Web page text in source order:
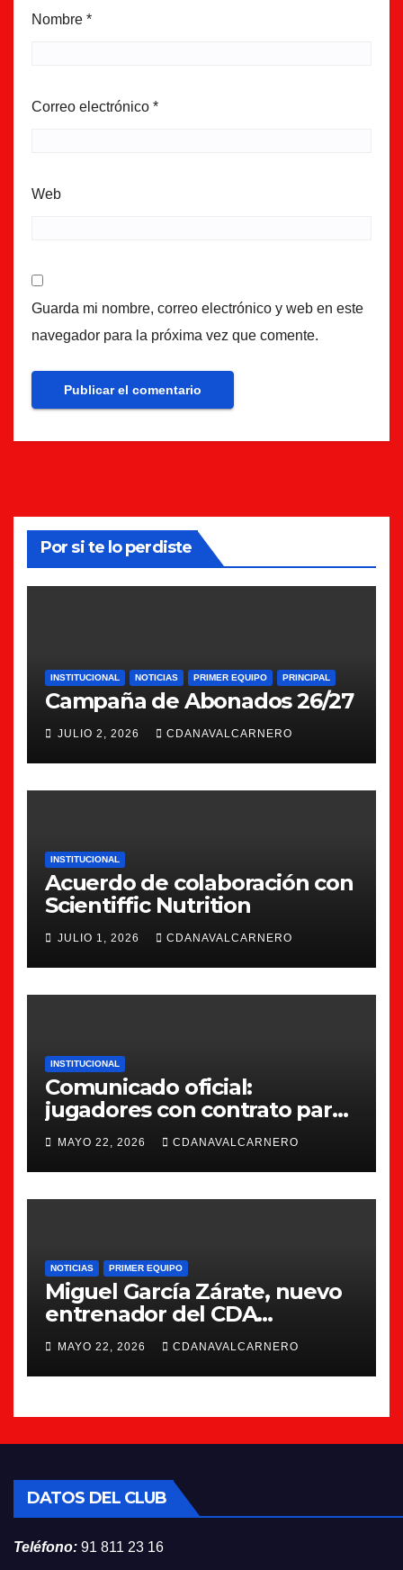
Nombre *
Correo electrónico *
Web
Guarda mi nombre, correo electrónico y web en este
navegador para la próxima vez que comente.
Por si te lo perdiste
INSTITUCIONAL NOTICIAS PRIMER EQUIPO PRINCIPAL
Campaña de Abonados 26/27
JULIO 2, 2026 CDANAVALCARNERO
INSTITUCIONAL
Acuerdo de colaboración con
Scientiffic Nutrition
JULIO 1, 2026 CDANAVALCARNERO
INSTITUCIONAL
Comunicado oficial:
jugadores con contrato para
la 26/27
MAYO 22, 2026 CDANAVALCARNERO
NOTICIAS PRIMER EQUIPO
Miguel García Zárate, nuevo
entrenador del CDA
Navalcarnero
MAYO 22, 2026 CDANAVALCARNERO
DATOS DEL CLUB
Teléfono: 91 811 23 16